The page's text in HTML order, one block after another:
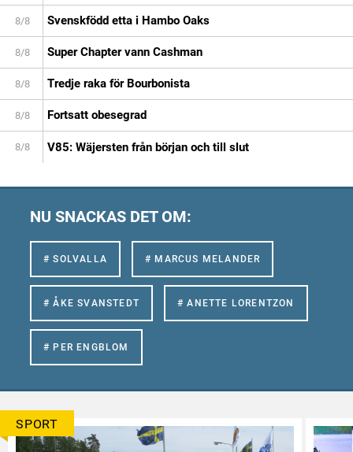
8/8 Svenskfödd etta i Hambo Oaks
8/8 Super Chapter vann Cashman
8/8 Tredje raka för Bourbonista
8/8 Fortsatt obesegrad
8/8 V85: Wäjersten från början och till slut
NU SNACKAS DET OM:
# SOLVALLA # MARCUS MELANDER
# ÅKE SVANSTEDT # ANETTE LORENTZON
# PER ENGBLOM
SPORT